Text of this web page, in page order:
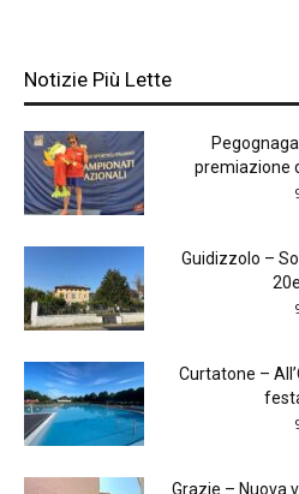
Notizie Più Lette
premiazione
Guidizzolo –
Curtatone –
Grazie – Nuova